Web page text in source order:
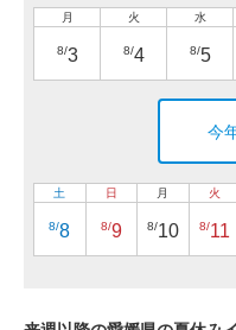
月
8/3
火
8/4
水
8/5
今
土
8/8
日
8/9
月
8/10
火
8/11